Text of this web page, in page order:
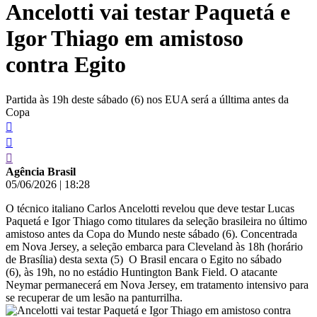
conteúdo
Ancelotti vai testar Paquetá e
Igor Thiago em amistoso
contra Egito
Partida às 19h deste sábado (6) nos EUA será a úlltima antes da
Copa
Agência Brasil
05/06/2026 | 18:28
O técnico italiano Carlos Ancelotti revelou que deve testar Lucas
Paquetá e Igor Thiago como titulares da seleção brasileira no último
amistoso antes da Copa do Mundo neste sábado (6). Concentrada
em Nova Jersey, a seleção embarca para Cleveland às 18h (horário
de Brasília) desta sexta (5) O Brasil encara o Egito no sábado
(6), às 19h, no no estádio Huntington Bank Field. O atacante
Neymar permanecerá em Nova Jersey, em tratamento intensivo para
se recuperar de um lesão na panturrilha.